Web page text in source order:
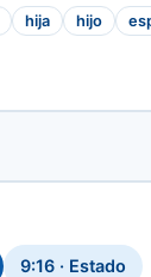
hija hijo
9:16 · Estado